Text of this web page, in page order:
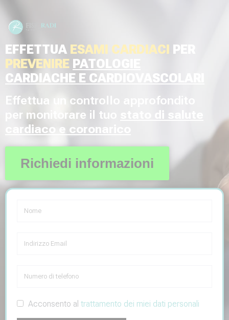
EFFETTUA ESAMI CARDIACI PER
PREVENIRE PATOLOGIE
CARDIACHE E CARDIOVASCOLARI
Effettua un controllo approfondito
per monitorare il tuo
stato di salute
cardiaco e coronarico
Richiedi informazioni
Acconsento al trattamento dei miei dati personali